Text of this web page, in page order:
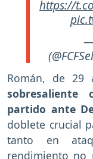
https://
—
Román, de 29
partido ante
doblete crucial
tanto en
rendimiento no